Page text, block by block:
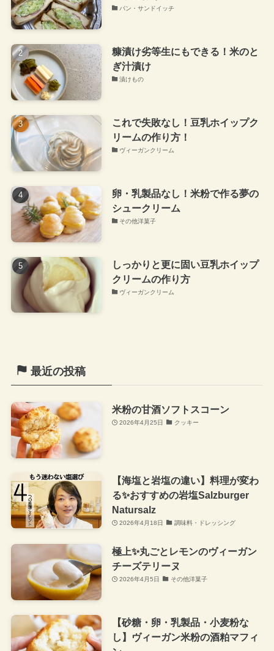
パン・サンドイッチ
糠漬け劣等生にもできる！米のと
ぎ汁漬け
漬けもの
これで失敗なし！豆乳ホイップク
リームの作り方！
ヴィーガンクリーム
卵・乳製品なし！米粉で作る夢の
シュークリーム
その他洋菓子
しっかりと更に固い豆乳ホイップ
クリームの作り方
ヴィーガンクリーム
最近の投稿
米粉の甘酒ソフトスコーン
2026年4月25日 クッキー
【海塩と岩塩の違い】料理が変わ
る✨おすすめの岩塩Salzburger
Natursalz
2026年4月18日 調味料・ドレッシング
極上✨丸ごとレモンのヴィーガン
チーズテリーヌ
2026年4月5日 その他洋菓子
【砂糖・卵・乳製品・小麦粉な
し】ヴィーガン米粉の酒粕マフィ